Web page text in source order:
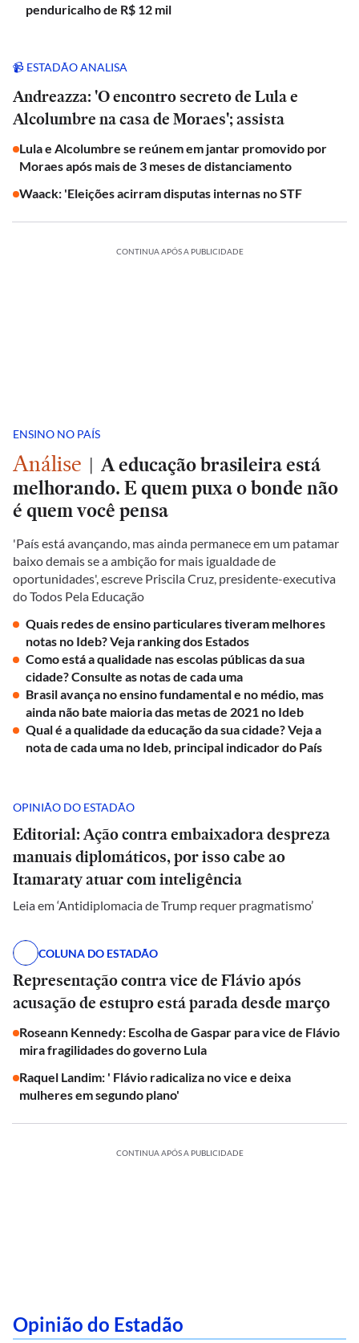
penduricalho de R$ 12 mil
📹 ESTADÃO ANALISA
Andreazza: 'O encontro secreto de Lula e
Alcolumbre na casa de Moraes'; assista
Lula e Alcolumbre se reúnem em jantar promovido por
Moraes após mais de 3 meses de distanciamento
Waack: 'Eleições acirram disputas internas no STF
CONTINUA APÓS A PUBLICIDADE
ENSINO NO PAÍS
Análise | A educação brasileira está
melhorando. E quem puxa o bonde não
é quem você pensa
'País está avançando, mas ainda permanece em um patamar
baixo demais se a ambição for mais igualdade de
oportunidades', escreve Priscila Cruz, presidente-executiva
do Todos Pela Educação
Quais redes de ensino particulares tiveram melhores
notas no Ideb? Veja ranking dos Estados
Como está a qualidade nas escolas públicas da sua
cidade? Consulte as notas de cada uma
Brasil avança no ensino fundamental e no médio, mas
ainda não bate maioria das metas de 2021 no Ideb
Qual é a qualidade da educação da sua cidade? Veja a
nota de cada uma no Ideb, principal indicador do País
OPINIÃO DO ESTADÃO
Editorial: Ação contra embaixadora despreza
manuais diplomáticos, por isso cabe ao
Itamaraty atuar com inteligência
Leia em ‘Antidiplomacia de Trump requer pragmatismo’
COLUNA DO ESTADÃO
Representação contra vice de Flávio após
acusação de estupro está parada desde março
Roseann Kennedy: Escolha de Gaspar para vice de Flávio
mira fragilidades do governo Lula
Raquel Landim: ' Flávio radicaliza no vice e deixa
mulheres em segundo plano'
CONTINUA APÓS A PUBLICIDADE
Opinião do Estadão